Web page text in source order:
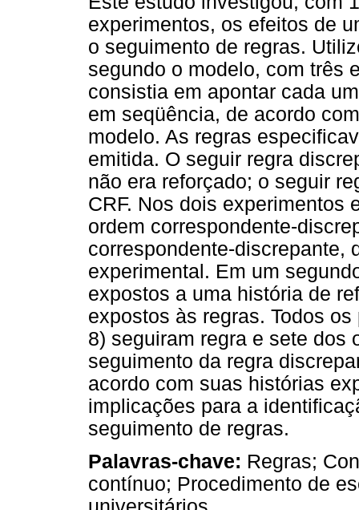
experimentos, os efeitos de
o seguimento de regras.
segundo o modelo, com três
consistia em apontar cada
em seqüência, de acordo
modelo. As regras
emitida. O seguir regra
não era reforçado; o seguir
CRF. Nos dois experimentos
ordem correspondente-
correspondente-discrepante,
experimental. Em um
expostos a uma história de
expostos às regras. Todos
8) seguiram regra e sete dos
seguimento da regra
acordo com suas histórias
implicações para a
seguimento de regras.
Palavras-chave: Regras;
contínuo; Procedimento de